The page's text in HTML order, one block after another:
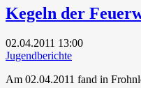
Kegeln der
02.04.2011 13:00
Jugendberichte
Am 02.04.2011 fand in